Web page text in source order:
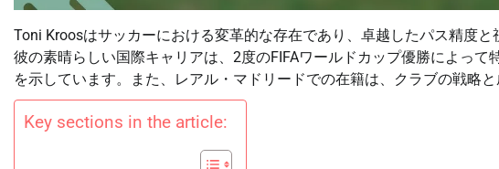
Toni Kroosはサッカーにおける変革的な存在であり、卓越したパス精度
彼の素晴らしい国際キャリアは、2度のFIFAワールドカップ優勝によっ
を示しています。また、レアル・マドリードでの在籍は、クラブの戦略
Key sections in the article: